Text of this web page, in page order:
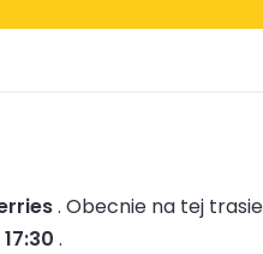
. Obecnie na tej
.